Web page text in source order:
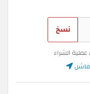
نسخ
الشراء
فاشن